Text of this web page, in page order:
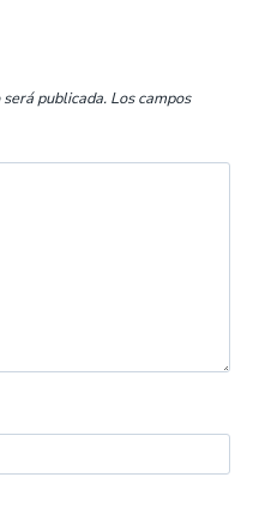
publicada. Los campos